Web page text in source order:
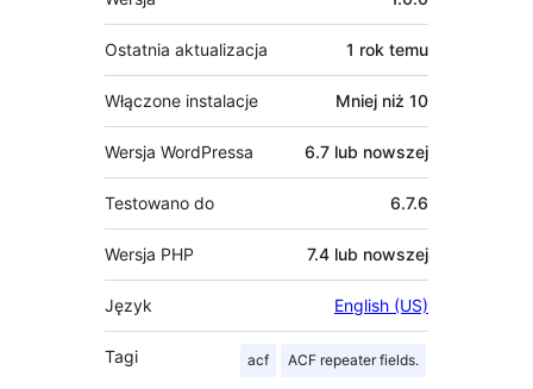
Ostatnia aktualizacja 1 rok temu
Włączone instalacje Mniej niż 10
Wersja WordPressa 6.7 lub nowszej
Testowano do 6.7.6
Wersja PHP 7.4 lub nowszej
Język English (US)
Tagi acf ACF repeater fields.